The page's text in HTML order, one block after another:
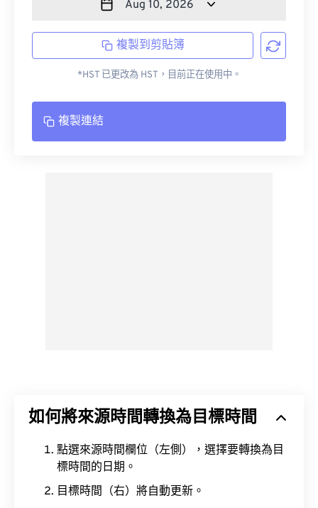
複製到剪貼簿
*HST 已更改為 HST，目前正在使用中。
複製連結
如何將來源時間轉換為目標時間
點選來源時間欄位（左側），選擇要轉換為目
標時間的日期。
目標時間（右）將自動更新。